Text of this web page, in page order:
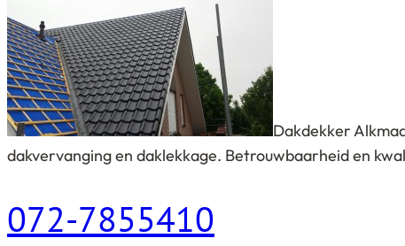
Dakdekker
dakvervanging en daklekkage. Betrouwbaarheid en
072-7855410